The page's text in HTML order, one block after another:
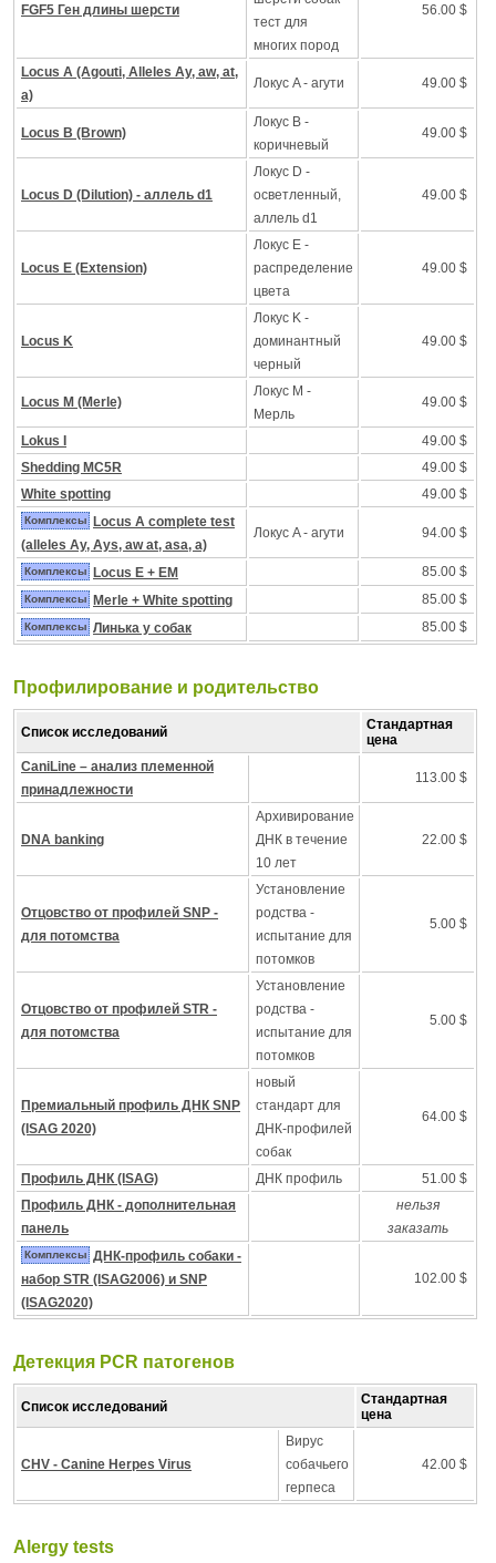
FGF5 Ген длины шерсти
тест для
многих пород
56.00 $
Locus A (Agouti, Alleles Ay, aw, at,
a)
Локус A - агути 49.00 $
Locus B (Brown)
Локус B -
коричневый
49.00 $
Locus D (Dilution) - аллель d1
Локус D -
осветленный,
аллель d1
49.00 $
Locus E (Extension)
Локус Е -
распределение
цвета
49.00 $
Locus K
Локус K -
доминантный
черный
49.00 $
Locus M (Merle)
Локус M -
Mерль
49.00 $
Lokus I
49.00 $
Shedding MC5R
49.00 $
White spotting
49.00 $
Комплексы
Locus A complete test
(alleles Ay, Ays, aw at, asa, a)
Локус A - агути 94.00 $
Комплексы Locus E + EM 85.00 $
Комплексы Merle + White spotting 85.00 $
Комплексы Линька у собак 85.00 $
Профилирование и pодительство
Список исследований
Стандартная
цена
CaniLine – анализ племенной
принадлежности
113.00 $
DNA banking
Архивирование
ДНК в течение
10 лет
22.00 $
Отцовство от профилей SNP -
для потомства
Установление
родства -
испытание для
потомков
5.00 $
Отцовство от профилей STR -
для потомства
Установление
родства -
испытание для
потомков
5.00 $
Премиальный профиль ДНК SNP
(ISAG 2020)
новый
стандарт для
ДНК-профилей
собак
64.00 $
Профиль ДНК (ISAG) ДНК профиль
51.00 $
Профиль ДНК - дополнительная
панель
нельзя
заказать
Комплексы ДНК-профиль собаки -
набор STR (ISAG2006) и SNP
(ISAG2020)
102.00 $
Детекция PCR патогенов
Список исследований
Стандартная
цена
CHV - Canine Herpes Virus
Вирус
собачьего
герпеса
42.00 $
Alergy tests